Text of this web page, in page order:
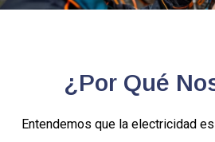
¿Por Qué
Entendemos que la electricidad